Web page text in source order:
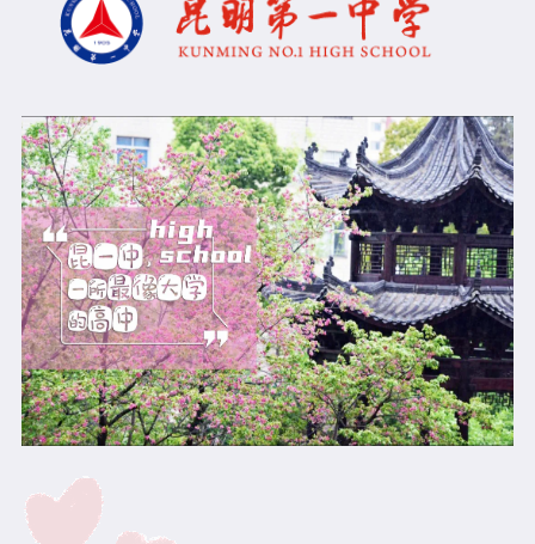
学生作品
心理健康
教师发展
建校120周年